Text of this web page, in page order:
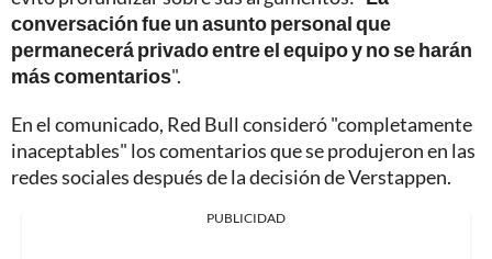
conversación fue un asunto personal que
permanecerá privado entre el equipo y no se harán
más comentarios".
En el comunicado, Red Bull consideró "completamente
inaceptables" los comentarios que se produjeron en las
redes sociales después de la decisión de Verstappen.
PUBLICIDAD